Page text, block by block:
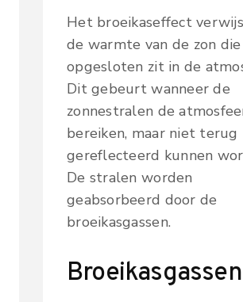
Het broeikaseffect
de warmte van de zon die
opgesloten zit in de
Dit gebeurt wanneer de
zonnestralen de
bereiken, maar niet terug
gereflecteerd kunnen
De stralen worden
geabsorbeerd door de
broeikasgassen.
Broeikasgassen